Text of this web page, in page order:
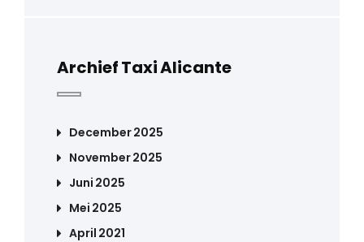
Archief Taxi Alicante
December 2025
November 2025
Juni 2025
Mei 2025
April 2021